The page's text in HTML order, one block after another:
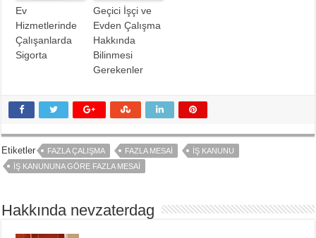
Ev
Hizmetlerinde
Çalışanlarda
Sigorta
Geçici İşçi ve
Evden Çalışma
Hakkında
Bilinmesi
Gerekenler
Etiketler FAZLA ÇALIŞMA FAZLA MESAI
İŞ KANUNU
İŞ KANUNUNA GÖRE FAZLA MESAI
Hakkında nevzaterdag